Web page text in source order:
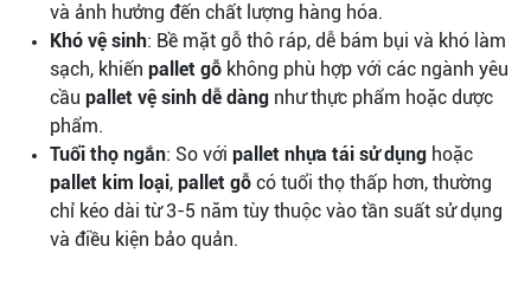
và ảnh hưởng đến chất lượng hàng hóa.
Khó vệ sinh: Bề mặt gỗ thô ráp, dễ bám bụi và khó làm
sạch, khiến pallet gỗ không phù hợp với các ngành yêu
cầu pallet vệ sinh dễ dàng như thực phẩm hoặc dược
phẩm.
Tuổi thọ ngắn: So với pallet nhựa tái sử dụng hoặc
pallet kim loại, pallet gỗ có tuổi thọ thấp hơn, thường
chỉ kéo dài từ 3-5 năm tùy thuộc vào tần suất sử dụng
và điều kiện bảo quản.